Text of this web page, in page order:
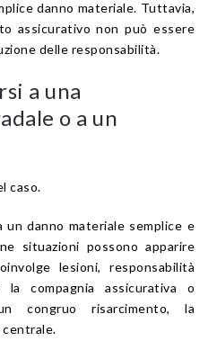
danno materiale. Tuttavia,
assicurativo non può essere
delle responsabilità.
a una
o a un
caso.
danno materiale semplice e
situazioni possono apparire
lesioni, responsabilità
la compagnia assicurativa o
congruo risarcimento, la